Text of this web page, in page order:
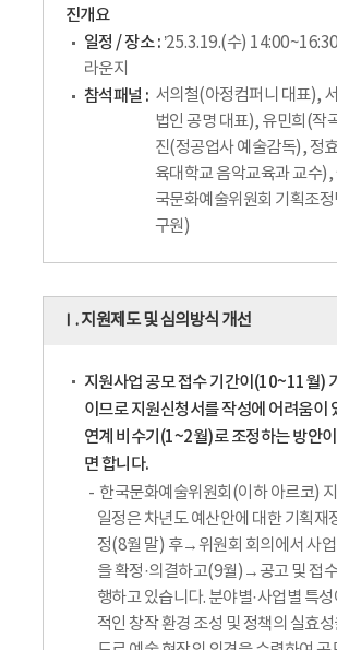
진개요
일정 / 장소 : ’25.3.19.(수)
라운지
참석패널 : 서의철(아정컴퍼니 대표),
법인 공명 대표), 유민희(작
진(정공업사 예술감독), 정
육대학교 음악교육과 교수
국문화예술위원회 기획조정
구원)
Ⅰ. 지원제도 및 심의방식 개선
지원사업 공모 접수 기간이(10~11월)
이므로 지원신청서를 작성에 어려움이
연계 비수기(1~2월)로 조정하는 방안
면 합니다.
한국문화예술위원회(이하 아르코)
일정은 차년도 예산안에 대한 기획재
정(8월 말) 후→위원회 회의에서 사
을 확정·의결하고(9월)→공고 및 접
행하고 있습니다. 분야별·사업별 특
적인 창작 환경 조성 및 정책의 실효